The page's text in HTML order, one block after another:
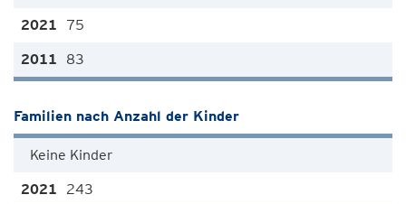
75
83
Familien nach Anzahl der Kinder
Keine Kinder
243